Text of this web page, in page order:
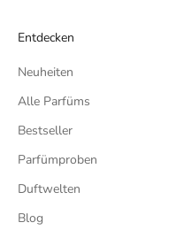
Entdecken
Neuheiten
Alle Parfüms
Bestseller
Parfümproben
Duftwelten
Blog